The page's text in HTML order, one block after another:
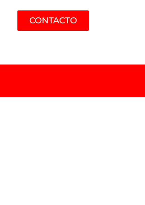
CONTACTO